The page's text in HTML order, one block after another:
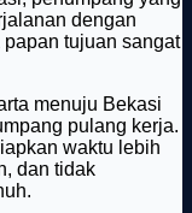
dengan
tujuan sangat
menuju Bekasi
pulang kerja.
waktu lebih
dan tidak